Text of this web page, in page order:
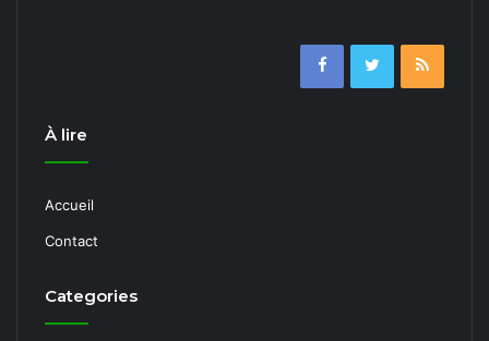
À lire
Accueil
Contact
Categories